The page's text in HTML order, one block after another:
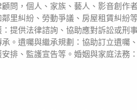
問，個人、家族、藝人、影音創作
里糾紛、勞動爭議、房屋租賃糾紛
提供法律諮詢、協助應對訴訟或刑
。遺囑與繼承規劃：協助訂立遺囑
排、監護宣告等。婚姻與家庭法務